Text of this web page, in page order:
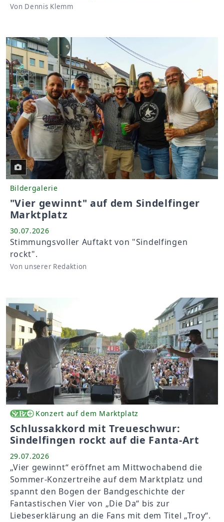
Von Dennis Klemm
Bildergalerie
"Vier gewinnt" auf dem Sindelfinger
Marktplatz
30.07.2026
Stimmungsvoller Auftakt von "Sindelfingen
rockt".
Von unserer Redaktion
Konzert auf dem Marktplatz
Schlussakkord mit Treueschwur:
Sindelfingen rockt auf die Fanta-Art
29.07.2026
„Vier gewinnt“ eröffnet am Mittwochabend die
Sommer-Konzertreihe auf dem Marktplatz und
spannt den Bogen der Bandgeschichte der
Fantastischen Vier von „Die Da“ bis zur
Liebeserklärung an die Fans mit dem Titel „Troy“.